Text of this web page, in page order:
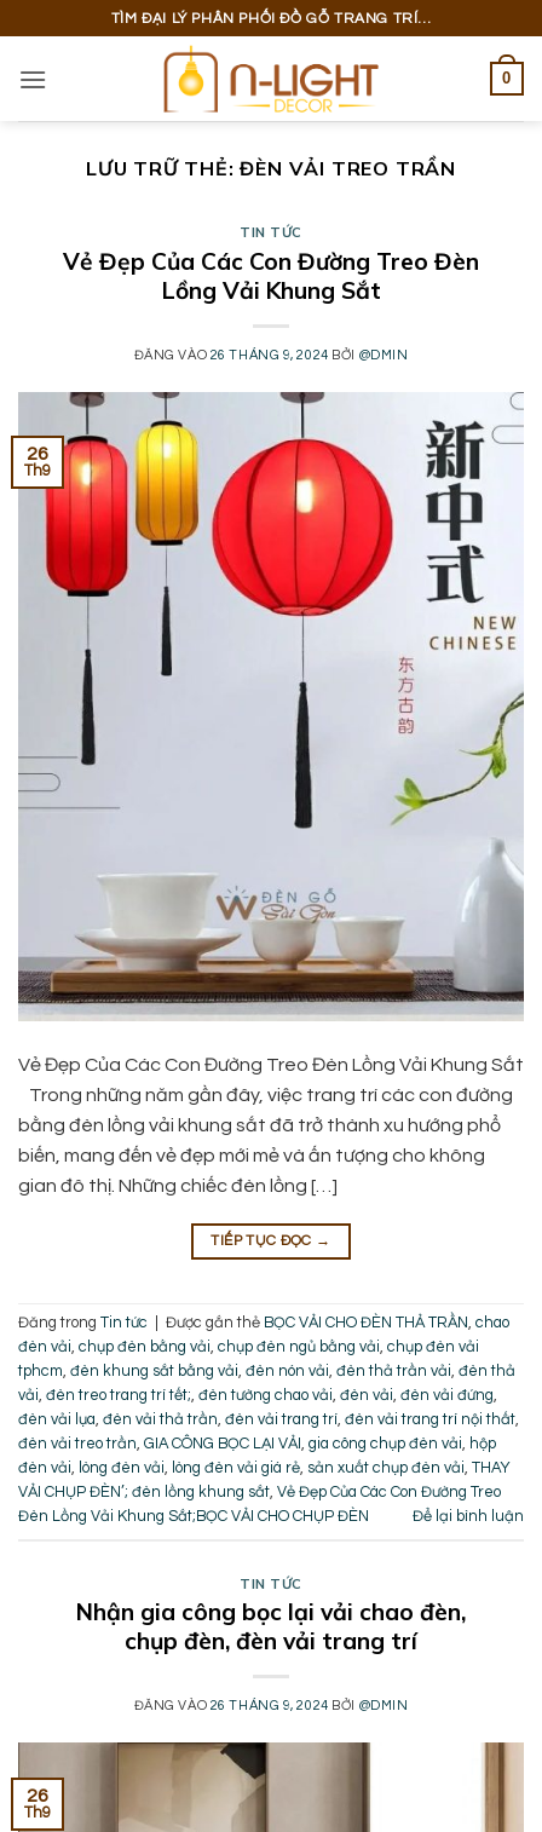
nội
TÌM ĐẠI LÝ PHÂN PHỐI ĐỒ GỖ TRANG TRÍ...
0
LƯU TRỮ THẺ:ĐÈN VẢI TREO TRẦN
TIN TỨC
Vẻ Đẹp Của Các Con Đường Treo Đèn
Lồng Vải Khung Sắt
ĐĂNG VÀO 26 THÁNG 9, 2024 BỞI @DMIN
26
Th9
Vẻ Đẹp Của Các Con Đường Treo Đèn Lồng Vải Khung Sắt
Trong những năm gần đây, việc trang trí các con đường
bằng đèn lồng vải khung sắt đã trở thành xu hướng phổ
biến, mang đến vẻ đẹp mới mẻ và ấn tượng cho không
gian đô thị. Những chiếc đèn lồng […]
TIẾP TỤC ĐỌC →
Đăng trong Tin tức Được gắn thẻ BỌC VẢI CHO ĐÈN THẢ TRẦN, chao
đèn vải, chụp đèn bằng vải, chụp đèn ngủ bằng vải, chụp đèn vải
tphcm, đèn khung sắt bằng vải, đèn nón vải, đèn thả trần vải, đèn thả
vải, đèn treo trang trí tết;, đèn tường chao vải, đèn vải, đèn vải đứng,
đèn vải lụa, đèn vải thả trần, đèn vải trang trí, đèn vải trang trí nội thất,
đèn vải treo trần, GIA CÔNG BỌC LẠI VẢI, gia công chụp đèn vải, hộp
đèn vải, lòng đèn vải, lòng đèn vải giá rẻ, sản xuất chụp đèn vải, THAY
VẢI CHỤP ĐÈN’; đèn lồng khung sắt, Vẻ Đẹp Của Các Con Đường Treo
Đèn Lồng Vải Khung Sắt;BỌC VẢI CHO CHỤP ĐÈN
Để lại bình luận
TIN TỨC
Nhận gia công bọc lại vải chao đèn,
chụp đèn, đèn vải trang trí
ĐĂNG VÀO 26 THÁNG 9, 2024 BỞI @DMIN
26
Th9